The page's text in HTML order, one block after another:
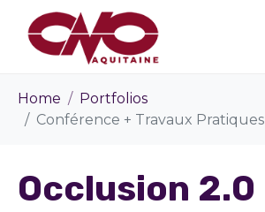
Home
Portfolios
Conférence + Travaux Pratiques
Occlusion 2.0